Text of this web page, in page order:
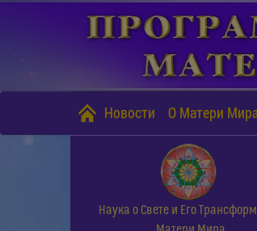
Новости О Матери
Наука о Свете и Его